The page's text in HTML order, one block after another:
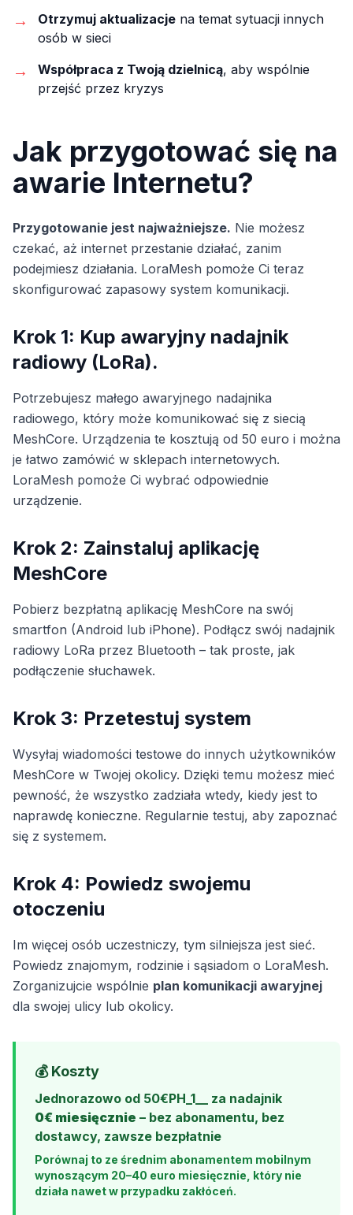
→ Otrzymuj aktualizacje na temat sytuacji innych
osób w sieci
→ Współpraca z Twoją dzielnicą, aby wspólnie
przejść przez kryzys
Jak przygotować się na
awarie Internetu?
Przygotowanie jest najważniejsze. Nie możesz
czekać, aż internet przestanie działać, zanim
podejmiesz działania. LoraMesh pomoże Ci teraz
skonfigurować zapasowy system komunikacji.
Krok 1: Kup awaryjny nadajnik
radiowy (LoRa).
Potrzebujesz małego awaryjnego nadajnika
radiowego, który może komunikować się z siecią
MeshCore. Urządzenia te kosztują od 50 euro i można
je łatwo zamówić w sklepach internetowych.
LoraMesh pomoże Ci wybrać odpowiednie
urządzenie.
Krok 2: Zainstaluj aplikację
MeshCore
Pobierz bezpłatną aplikację MeshCore na swój
smartfon (Android lub iPhone). Podłącz swój nadajnik
radiowy LoRa przez Bluetooth – tak proste, jak
podłączenie słuchawek.
Krok 3: Przetestuj system
Wysyłaj wiadomości testowe do innych użytkowników
MeshCore w Twojej okolicy. Dzięki temu możesz mieć
pewność, że wszystko zadziała wtedy, kiedy jest to
naprawdę konieczne. Regularnie testuj, aby zapoznać
się z systemem.
Krok 4: Powiedz swojemu
otoczeniu
Im więcej osób uczestniczy, tym silniejsza jest sieć.
Powiedz znajomym, rodzinie i sąsiadom o LoraMesh.
Zorganizujcie wspólnie plan komunikacji awaryjnej
dla swojej ulicy lub okolicy.
💰 Koszty
Jednorazowo od 50€PH_1__ za nadajnik
0€ miesięcznie – bez abonamentu, bez
dostawcy, zawsze bezpłatnie
Porównaj to ze średnim abonamentem mobilnym
wynoszącym 20–40 euro miesięcznie, który nie
działa nawet w przypadku zakłóceń.